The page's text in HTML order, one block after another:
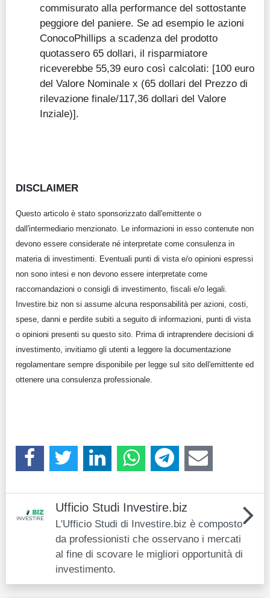
commisurato alla performance del sottostante
peggiore del paniere. Se ad esempio le azioni
ConocoPhillips a scadenza del prodotto
quotassero 65 dollari, il risparmiatore
riceverebbe 55,39 euro così calcolati: [100 euro
del Valore Nominale x (65 dollari del Prezzo di
rilevazione finale/117,36 dollari del Valore
Inziale)].
DISCLAIMER
Questo articolo è stato sponsorizzato dall'emittente o
dall'intermediario menzionato. Le informazioni in esso contenute non
devono essere considerate né interpretate come consulenza in
materia di investimenti. Eventuali punti di vista e/o opinioni espressi
non sono intesi e non devono essere interpretate come
raccomandazioni o consigli di investimento, fiscali e/o legali.
Investire.biz non si assume alcuna responsabilità per azioni, costi,
spese, danni e perdite subiti a seguito di informazioni, punti di vista
o opinioni presenti su questo sito. Prima di intraprendere decisioni di
investimento, invitiamo gli utenti a leggere la documentazione
regolamentare sempre disponibile per legge sul sito dell'emittente ed
ottenere una consulenza professionale.
Ufficio Studi Investire.biz
L'Ufficio Studi di Investire.biz è composto
da professionisti che osservano i mercati
al fine di scovare le migliori opportunità di
investimento.